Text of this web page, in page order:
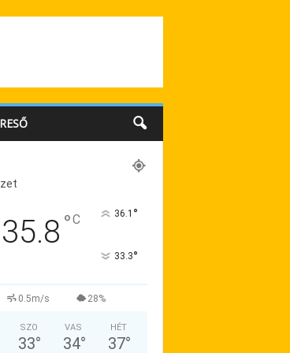
35.8 °C 36.1 °
33.3°
0.5m/s 28%
SZO
33°
VAS
34°
HÉT
37°